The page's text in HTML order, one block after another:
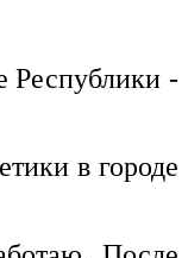
Республики -
в городе